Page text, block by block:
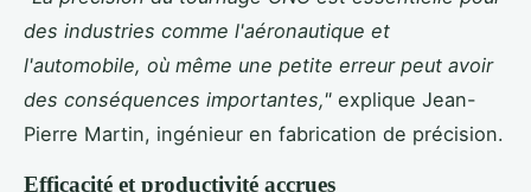
des industries comme l'aéronautique et
l'automobile, où même une petite erreur peut avoir
des conséquences importantes," explique Jean-
Pierre Martin, ingénieur en fabrication de précision.
Efficacité et productivité accrues